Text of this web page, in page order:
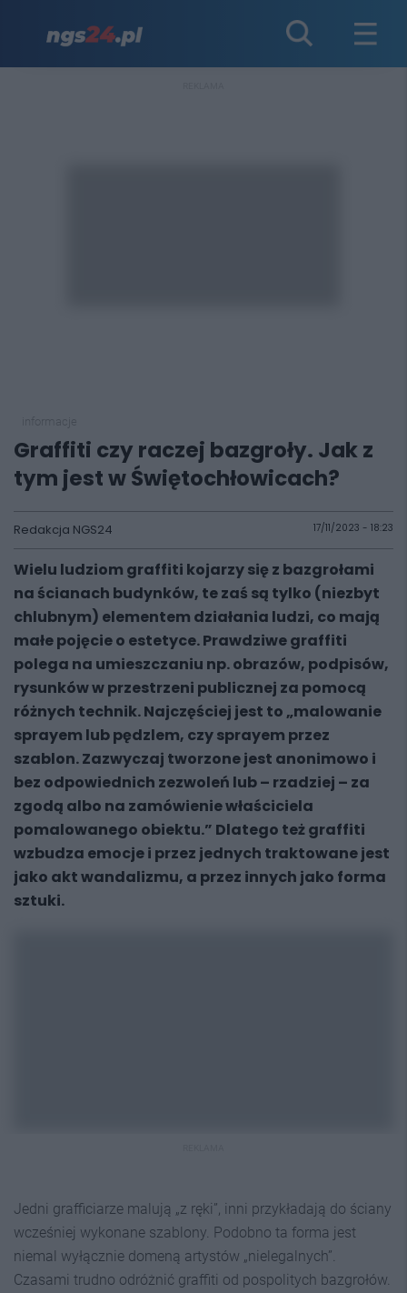
Graffiti czy raczej bazgroły. Jak z
tym jest w Świętochłowicach?
Redakcja NGS24 17/11/2023 - 18:23
Wielu ludziom graffiti kojarzy się z bazgrołami
na ścianach budynków, te zaś są tylko (niezbyt
chlubnym) elementem działania ludzi, co mają
małe pojęcie o estetyce. Prawdziwe graffiti
polega na umieszczaniu np. obrazów, podpisów,
rysunków w przestrzeni publicznej za pomocą
różnych technik. Najczęściej jest to „malowanie
sprayem lub pędzlem, czy sprayem przez
szablon. Zazwyczaj tworzone jest anonimowo i
bez odpowiednich zezwoleń lub – rzadziej – za
zgodą albo na zamówienie właściciela
pomalowanego obiektu.” Dlatego też graffiti
wzbudza emocje i przez jednych traktowane jest
jako akt wandalizmu, a przez innych jako forma
sztuki.
Jedni grafficiarze malują „z ręki”, inni przykładają do ściany
wcześniej wykonane szablony. Podobno ta forma jest
niemal wyłącznie domeną artystów „nielegalnych”.
Czasami trudno odróżnić graffiti od pospolitych bazgrołów.